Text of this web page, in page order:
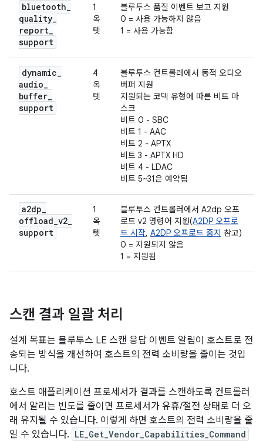
bluetooth_
quality_
report_
support
1
옥
텟
블루투스 품질 이벤트 보고 지원
0 = 사용 가능하지 않음
1 = 사용 가능함
dynamic_
audio_
buffer_
support
4
옥
텟
블루투스 컨트롤러에서 동적 오디오
버퍼 지원
지원되는 코덱 유형에 따른 비트 마
스크
비트 0 - SBC
비트 1 - AAC
비트 2 - APTX
비트 3 - APTX HD
비트 4 - LDAC
비트 5~31은 예약됨
a2dp_
offload_v2_
support
1
옥
텟
블루투스 컨트롤러에서 A2dp 오프
로드 v2 명령어 지원(A2DP 오프로
드 시작, A2DP 오프로드 중지 참고)
0 = 지원되지 않음
1 = 지원됨
스캔 결과 일괄 처리
설계 목표는 블루투스 LE 스캔 응답 이벤트 알림이 호스트로 전
송되는 방식을 개선하여 호스트의 전력 소비량을 줄이는 것입
니다.
호스트 애플리케이션 프로세서가 결과를 스캔하도록 컨트롤러
에서 알리는 빈도를 줄이면 프로세서가 유휴/절전 상태로 더 오
래 유지될 수 있습니다. 이렇게 하면 호스트의 전력 소비량을 줄
일 수 있습니다. LE_Get_Vendor_Capabilities_Command